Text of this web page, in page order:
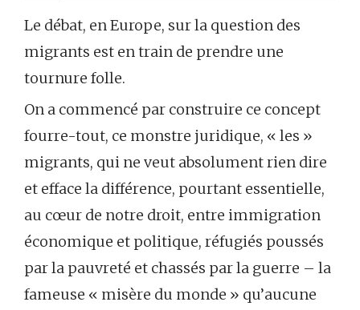
Le débat, en Europe, sur la question des
migrants est en train de prendre une
tournure folle.
On a commencé par construire ce concept
fourre-tout, ce monstre juridique, « les »
migrants, qui ne veut absolument rien dire
et efface la différence, pourtant essentielle,
au cœur de notre droit, entre immigration
économique et politique, réfugiés poussés
par la pauvreté et chassés par la guerre – la
fameuse « misère du monde » qu’aucune